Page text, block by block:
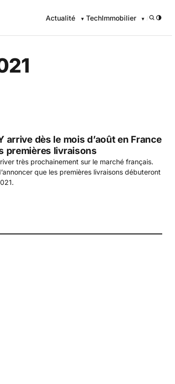
économique
Actualité TechImmobilier /
arrive dès le mois d’août en France
premières livraisons
très prochainement sur le marché français.
que les premières livraisons débuteront